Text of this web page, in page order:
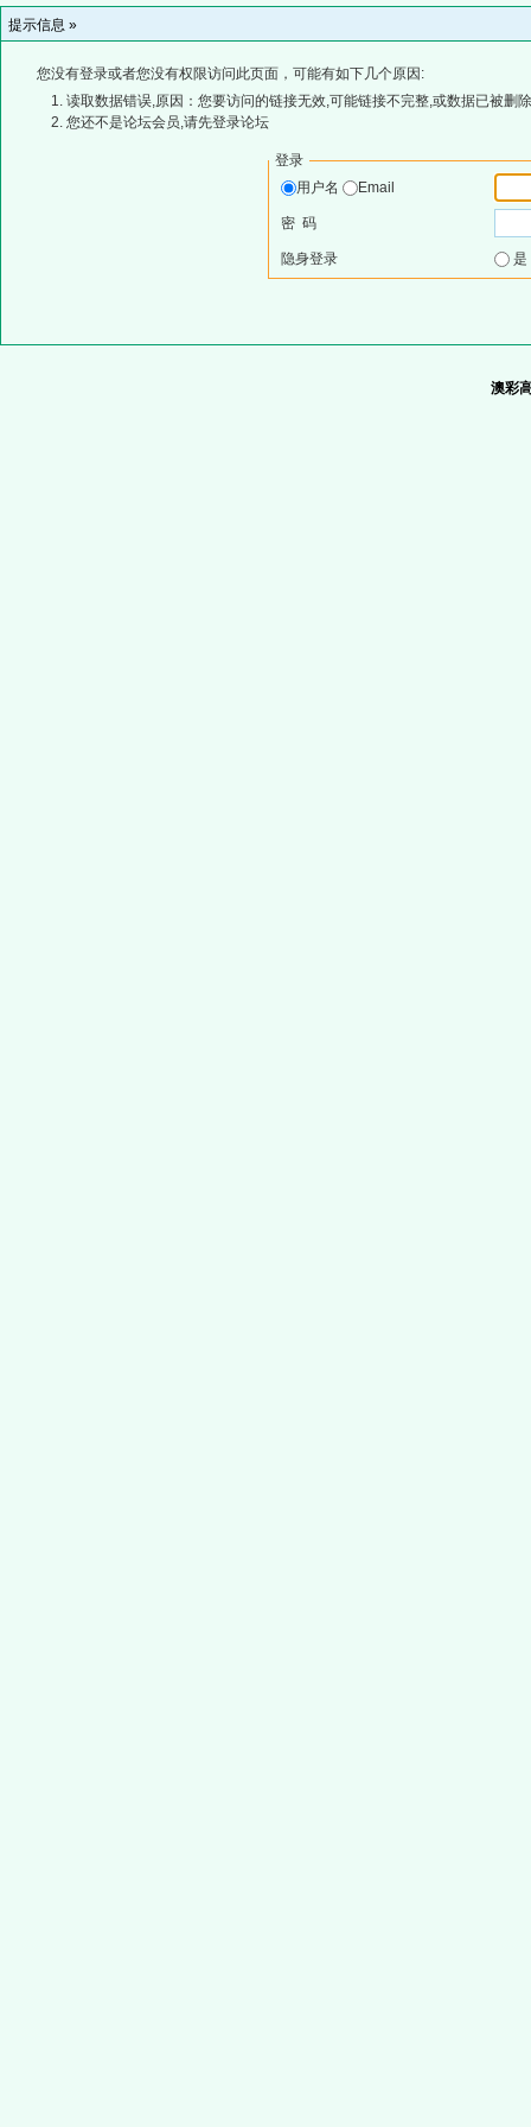
提示信息 »
您没有登录或者您没有权限访问此页面，可能有如下几个原因:
读取数据错误,原因：您要访问的链接无效,可能链接不完整,或数据已被删
您还不是论坛会员,请先登录论坛
登录
用户名
Email
密 码
隐身登录
澳彩